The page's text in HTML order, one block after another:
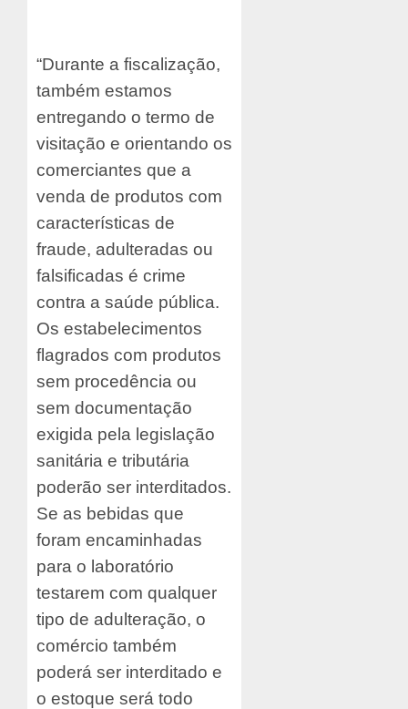
“Durante a fiscalização,
também estamos
entregando o termo de
visitação e orientando os
comerciantes que a
venda de produtos com
características de
fraude, adulteradas ou
falsificadas é crime
contra a saúde pública.
Os estabelecimentos
flagrados com produtos
sem procedência ou
sem documentação
exigida pela legislação
sanitária e tributária
poderão ser interditados.
Se as bebidas que
foram encaminhadas
para o laboratório
testarem com qualquer
tipo de adulteração, o
comércio também
poderá ser interditado e
o estoque será todo